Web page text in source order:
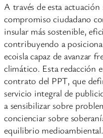
A través de esta actuación
compromiso ciudadano
insular más sostenible,
contribuyendo a
ecoisla capaz de avanzar
climático. Esta redacción
contrato del PPT, que
servicio integral de
a sensibilizar sobre
concienciar sobre
equilibrio medioambiental.